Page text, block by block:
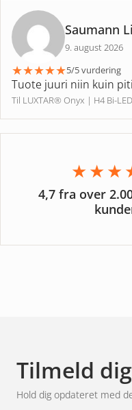
Saumann
9. august 2026
★★★★★5/5 vurdering
Tuote juuri niin kuin
Til LUXTAR® Onyx | H4 Bi-LED
4,7 fra over
Tilmeld
Hold dig opdateret med